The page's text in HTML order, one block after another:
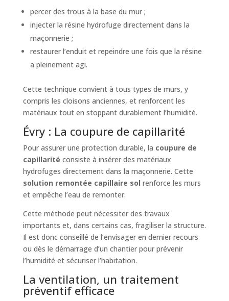
percer des trous à la base du mur ;
injecter la résine hydrofuge directement dans la
maçonnerie ;
restaurer l’enduit et repeindre une fois que la résine
a pleinement agi.
Cette technique convient à tous types de murs, y
compris les cloisons anciennes, et renforcent les
matériaux tout en stoppant durablement l’humidité.
Évry : La coupure de capillarité
Pour assurer une protection durable, la coupure de
capillarité consiste à insérer des matériaux
hydrofuges directement dans la maçonnerie. Cette
solution remontée capillaire sol renforce les murs
et empêche l’eau de remonter.
Cette méthode peut nécessiter des travaux
importants et, dans certains cas, fragiliser la structure.
Il est donc conseillé de l’envisager en dernier recours
ou dès le démarrage d’un chantier pour prévenir
l’humidité et sécuriser l’habitation.
La ventilation, un traitement
préventif efficace